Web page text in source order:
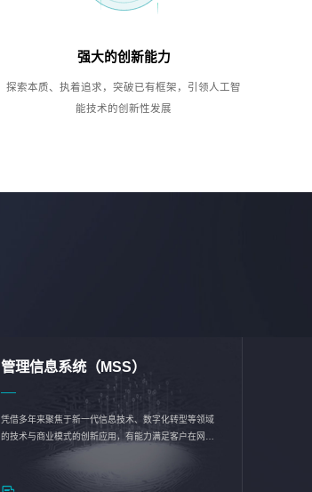
强大的创新能力
探索本质、执着追求，突破已有框架，引领人工智
能技术的创新性发展
管理信息系统（MSS）
凭借多年来聚焦于新一代信息技术、数字化转型等领域
的技术与商业模式的创新应用，有能力满足客户在网络
优化、运营维护和信息安全防护等方面的需求，为客户